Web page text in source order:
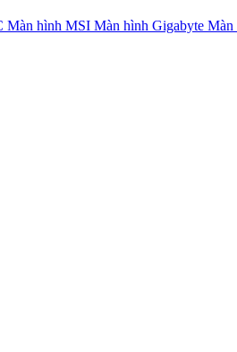
Màn hình MSI Màn hình Gigabyte Màn